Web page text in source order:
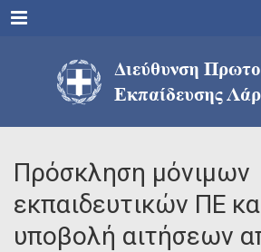
Menu
Πρόσκληση μόνιμων
εκπαιδευτικών ΠΕ
υποβολή αιτήσεων